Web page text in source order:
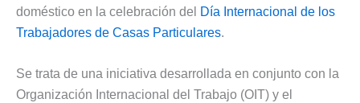
doméstico en la celebración del
Día Internacional de los
Trabajadores de Casas Particulares.
Se trata de una iniciativa desarrollada en conjunto con la
Organización Internacional del Trabajo (OIT) y el